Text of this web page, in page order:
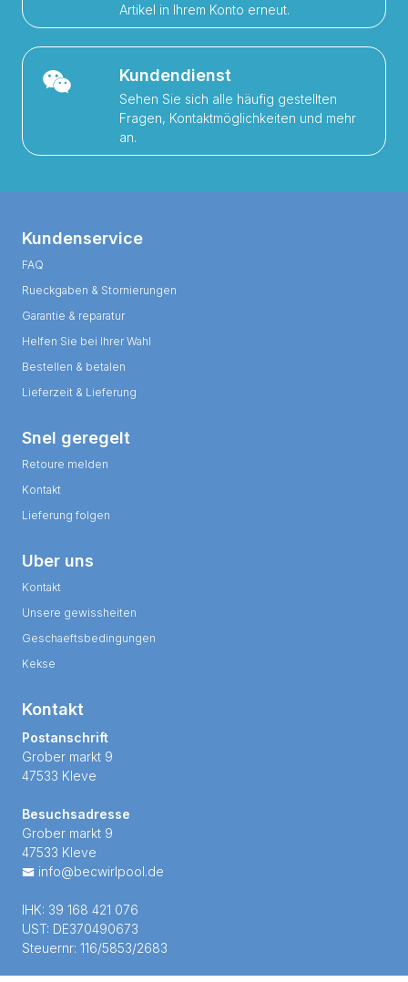
Artikel in Ihrem Konto erneut.
Kundendienst
Sehen Sie sich alle häufig gestellten
Fragen, Kontaktmöglichkeiten und mehr
an.
Kundenservice
FAQ
Rueckgaben & Stornierungen
Garantie & reparatur
Helfen Sie bei Ihrer Wahl
Bestellen & betalen
Lieferzeit & Lieferung
Snel geregelt
Retoure melden
Kontakt
Lieferung folgen
Uber uns
Kontakt
Unsere gewissheiten
Geschaeftsbedingungen
Kekse
Kontakt
Postanschrift
Grober markt 9
47533 Kleve
Besuchsadresse
Grober markt 9
47533 Kleve
info@becwirlpool.de
IHK: 39 168 421 076
UST: DE370490673
Steuernr: 116/5853/2683